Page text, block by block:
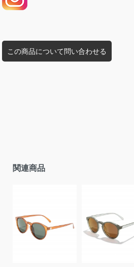
この商品について問い合わせる
関連商品